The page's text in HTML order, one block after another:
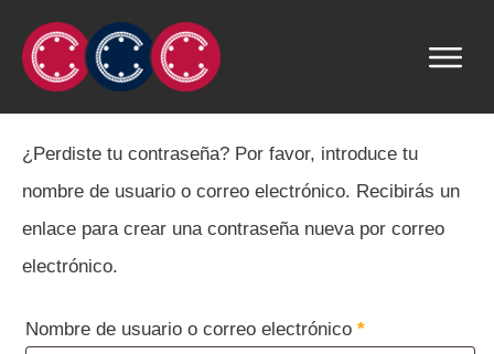
¿Perdiste tu contraseña? Por favor, introduce tu
nombre de usuario o correo electrónico. Recibirás un
enlace para crear una contraseña nueva por correo
electrónico.
Nombre de usuario o correo electrónico *Obligatorio